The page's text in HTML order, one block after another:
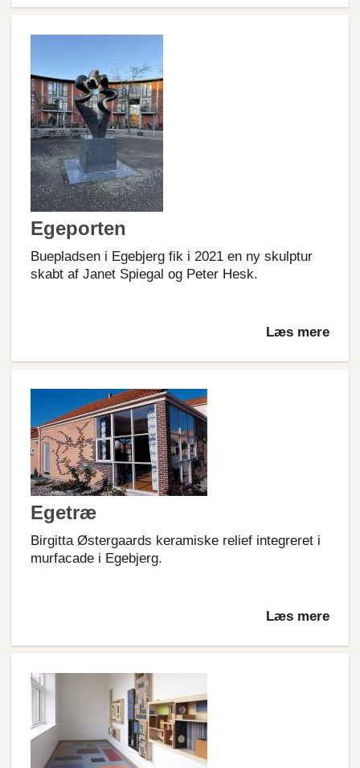
Egeporten
Buepladsen i Egebjerg fik i 2021 en ny skulptur
skabt af Janet Spiegal og Peter Hesk.
Læs mere
Egetræ
Birgitta Østergaards keramiske relief integreret i
murfacade i Egebjerg.
Læs mere